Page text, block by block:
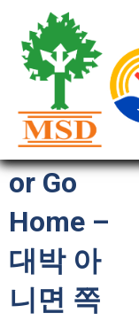
“Go Big
or Go
Home –
대박 아
니면 쪽